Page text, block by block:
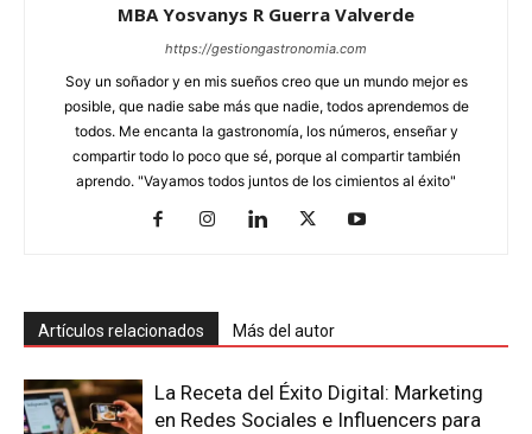
MBA Yosvanys R Guerra Valverde
https://gestiongastronomia.com
Soy un soñador y en mis sueños creo que un mundo mejor es
posible, que nadie sabe más que nadie, todos aprendemos de
todos. Me encanta la gastronomía, los números, enseñar y
compartir todo lo poco que sé, porque al compartir también
aprendo. "Vayamos todos juntos de los cimientos al éxito"
Artículos relacionados Más del autor
La Receta del Éxito Digital: Marketing
en Redes Sociales e Influencers para